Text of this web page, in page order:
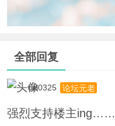
全部回复
czl0325 论坛元老
强烈支持楼主ing……